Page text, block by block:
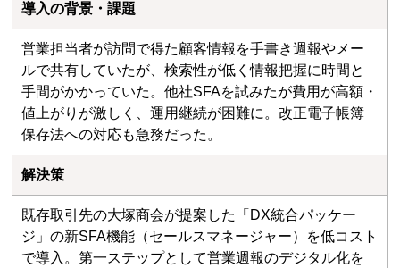
導入の背景・課題
営業担当者が訪問で得た顧客情報を手書き週報やメー
ルで共有していたが、検索性が低く情報把握に時間と
手間がかかっていた。他社SFAを試みたが費用が高額・
値上がりが激しく、運用継続が困難に。改正電子帳簿
保存法への対応も急務だった。
解決策
既存取引先の大塚商会が提案した「DX統合パッケー
ジ」の新SFA機能（セールスマネージャー）を低コスト
で導入。第一ステップとして営業週報のデジタル化を